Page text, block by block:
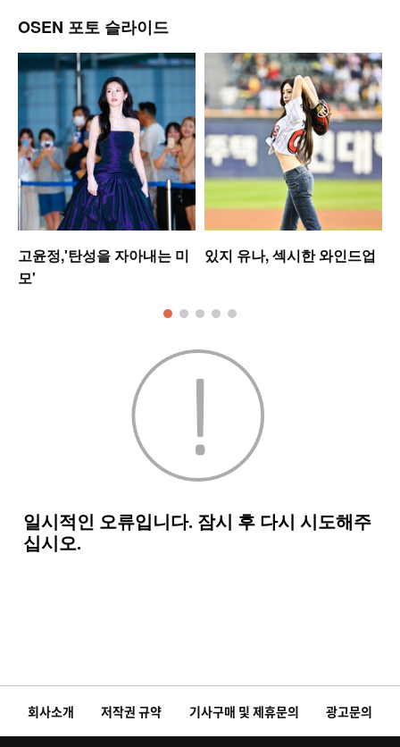
OSEN 포토 슬라이드
고윤정,'탄성을 자아내는 미
모'
있지 유나, 섹시한 와인드업
회사소개 저작권 규약 기사구매 및 제휴문의 광고문의